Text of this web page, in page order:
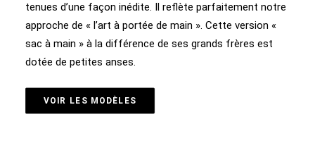
tenues d’une façon inédite. Il reflète parfaitement notre
approche de « l’art à portée de main ». Cette version «
sac à main » à la différence de ses grands frères est
dotée de petites anses.
VOIR LES MODÈLES